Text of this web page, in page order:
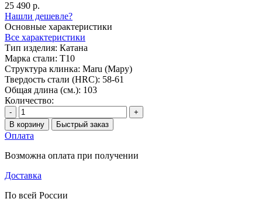
25 490 р.
Нашли дешевле?
Основные характеристики
Все характеристики
Тип изделия: Катана
Марка стали: T10
Структура клинка: Maru (Мару)
Твердость стали (HRC): 58-61
Общая длина (см.): 103
Количество:
-
+
В корзину
Быстрый заказ
Оплата
Возможна оплата при получении
Доставка
По всей России